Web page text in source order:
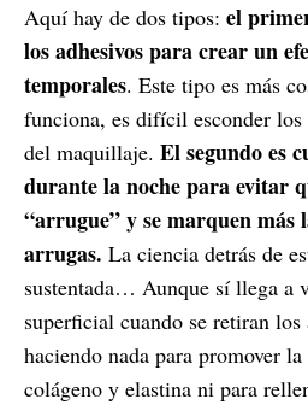
Aquí hay de dos tipos: el
los adhesivos para crear un
temporales. Este tipo es más
funciona, es difícil esconder los
del maquillaje. El segundo es
durante la noche para evitar
“arrugue” y se marquen más
arrugas. La ciencia detrás de
sustentada… Aunque sí llega a
superficial cuando se retiran los
haciendo nada para promover
colágeno y elastina ni para